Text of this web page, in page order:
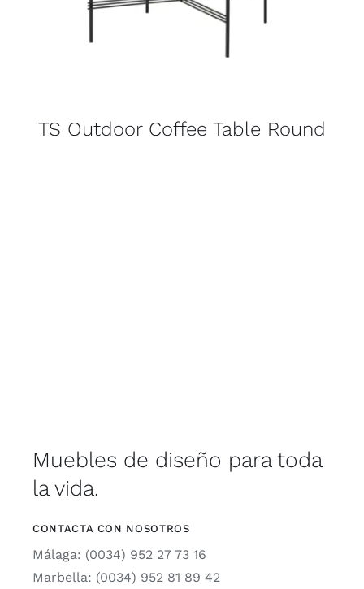
TS Outdoor Coffee Table Round
Muebles de diseño para toda
la vida.
CONTACTA CON NOSOTROS
Málaga: (0034) 952 27 73 16
Marbella: (0034) 952 81 89 42